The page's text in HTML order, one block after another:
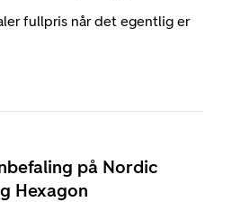
fullpris når det egentlig er
på Nordic
Hexagon